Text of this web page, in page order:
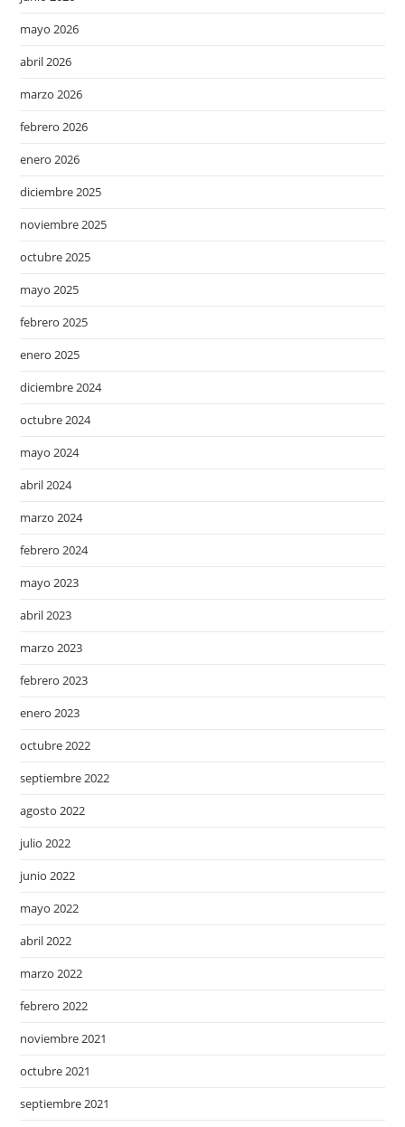
mayo 2026
abril 2026
marzo 2026
febrero 2026
enero 2026
diciembre 2025
noviembre 2025
octubre 2025
mayo 2025
febrero 2025
enero 2025
diciembre 2024
octubre 2024
mayo 2024
abril 2024
marzo 2024
febrero 2024
mayo 2023
abril 2023
marzo 2023
febrero 2023
enero 2023
octubre 2022
septiembre 2022
agosto 2022
julio 2022
junio 2022
mayo 2022
abril 2022
marzo 2022
febrero 2022
noviembre 2021
octubre 2021
septiembre 2021